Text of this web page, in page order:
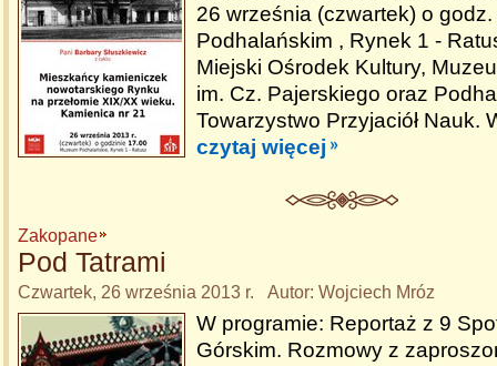
26 września (czwartek) o
Podhalańskim , Rynek 1 -
Miejski Ośrodek Kultury,
im. Cz. Pajerskiego oraz
Towarzystwo Przyjaciół Nauk.
czytaj więcej
Zakopane
Pod Tatrami
Czwartek, 26 września 2013 r. Autor: Wojciech Mróz
W programie: Reportaż z 9
Górskim. Rozmowy z